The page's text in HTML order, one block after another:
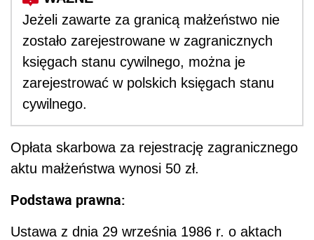
Jeżeli zawarte za granicą małżeństwo nie
zostało zarejestrowane w zagranicznych
księgach stanu cywilnego, można je
zarejestrować w polskich księgach stanu
cywilnego.
Opłata skarbowa za rejestrację zagranicznego
aktu małżeństwa wynosi 50 zł.
Podstawa prawna:
Ustawa z dnia 29 września 1986 r. o aktach